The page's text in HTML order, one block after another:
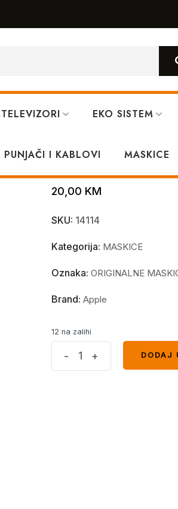
TELEVIZORI EKO SISTEM
PUNJAČI I KABLOVI MASKICE
Iphone 13
20,00 KM
SKU: 14114
Kategorija: MASKICE
Oznaka: ORIGINALNE
Brand: Apple
12 na zalihi
- +
DODAJ